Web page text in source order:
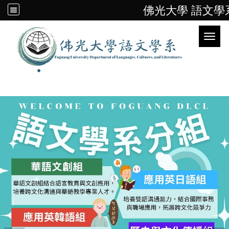
佛光大學 語文學